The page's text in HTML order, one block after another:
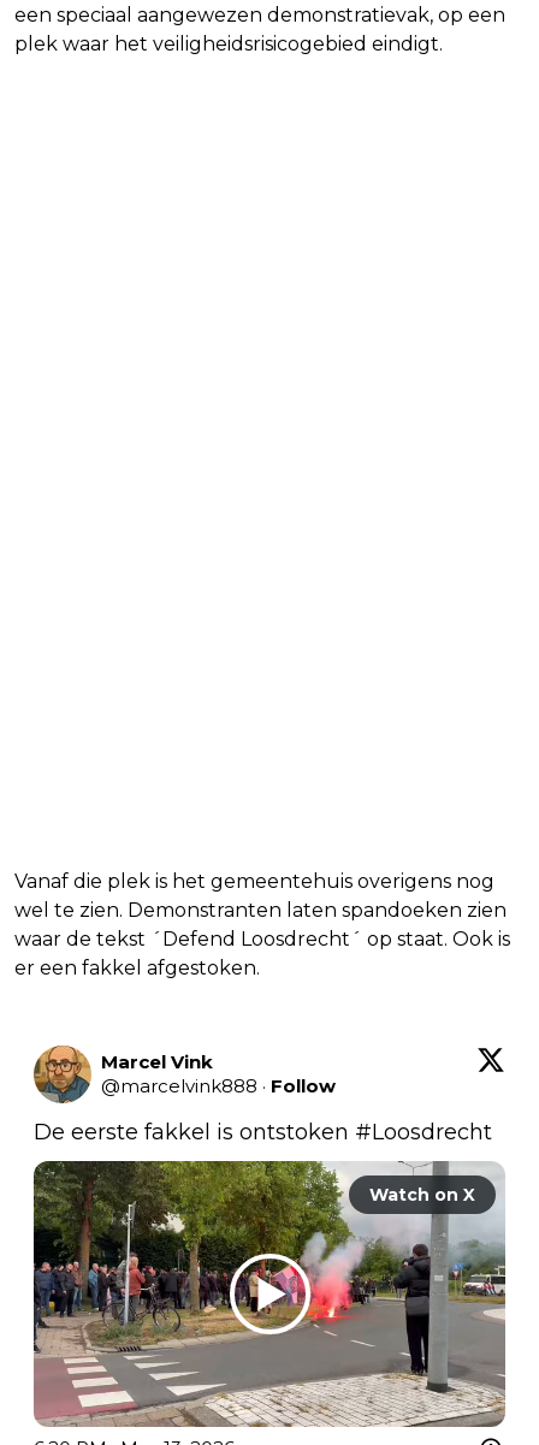
een speciaal aangewezen demonstratievak, op een
plek waar het veiligheidsrisicogebied eindigt.
Vanaf die plek is het gemeentehuis overigens nog
wel te zien. Demonstranten laten spandoeken zien
waar de tekst ´Defend Loosdrecht´ op staat. Ook is
er een fakkel afgestoken.
Marcel Vink
@marcelvink888 · Follow
De eerste fakkel is ontstoken #Loosdrecht
Watch on X